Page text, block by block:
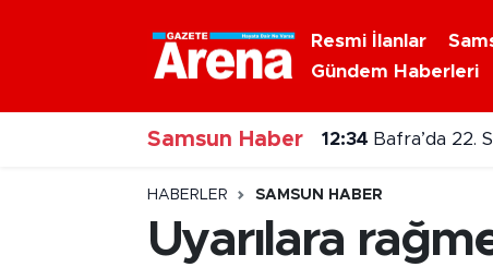
Resmi İlanlar
Gündem Haberleri
Samsun Haber
12:34 Bafra’da 22.
HABERLER SAMSUN HABER
Uyarılara
Nöbetçi Eczaneler
Hava Durumu
Samsun Namaz Vakitleri
Trafik Durumu